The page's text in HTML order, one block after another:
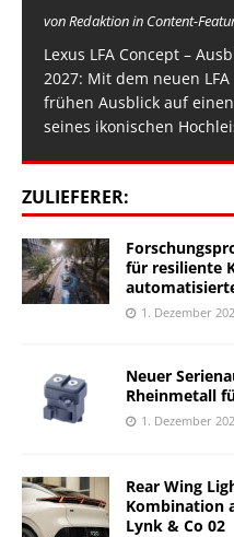
von Redaktion in Content-
Lexus LFA Concept –
2027: Mit dem neuen
frühen Ausblick auf
seines ikonischen
ZULIEFERER:
für resiliente
1. Dezember
Neuer
Rheinmetall
1. Dezember
Rear Wing
Kombination
Lynk & Co 02